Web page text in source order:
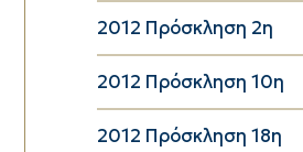
2012 Πρόσκληση 2η
2012 Πρόσκληση 10η
2012 Πρόσκληση 18η